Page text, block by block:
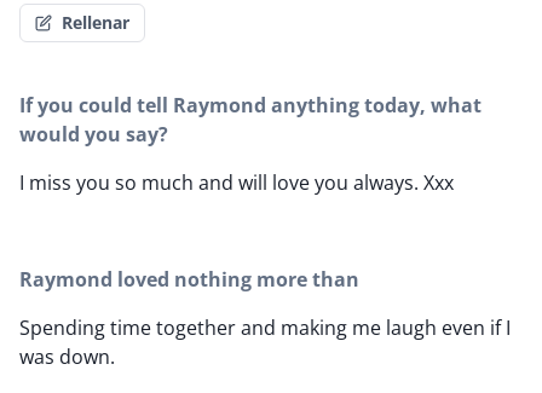
Rellenar
If you could tell Raymond anything today, what
would you say?
I miss you so much and will love you always. Xxx
Raymond loved nothing more than
Spending time together and making me laugh even if I
was down.